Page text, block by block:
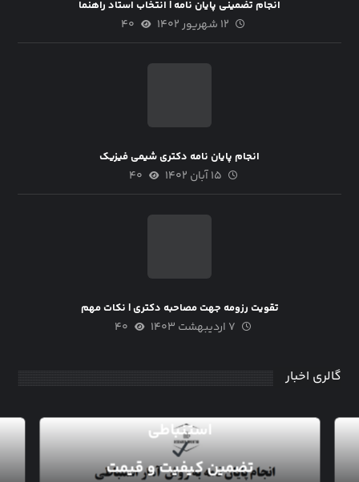
انجام تضمینی پایان نامه | انتخاب استاد راهنما
۱۲ شهریور ۱۴۰۲ ۴۰
انجام پایان نامه دکتری شیمی فیزیک
۱۵ آبان ۱۴۰۲ ۴۰
تقویت رزومه جهت مصاحبه دکتری | نکات مهم
۷ اردیبهشت ۱۴۰۳ ۴۰
گالری اخبار
استنباطی
تضمین کیفیت و قیمت